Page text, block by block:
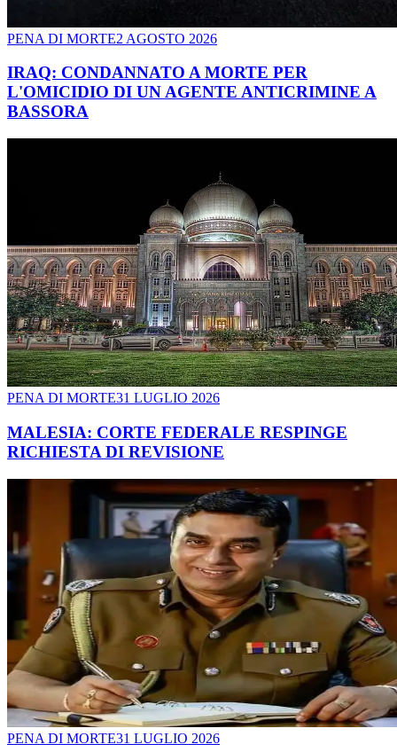
PENA DI MORTE2 AGOSTO 2026
IRAQ: CONDANNATO A MORTE PER
L'OMICIDIO DI UN AGENTE ANTICRIMINE A
BASSORA
PENA DI MORTE31 LUGLIO 2026
MALESIA: CORTE FEDERALE RESPINGE
RICHIESTA DI REVISIONE
PENA DI MORTE31 LUGLIO 2026